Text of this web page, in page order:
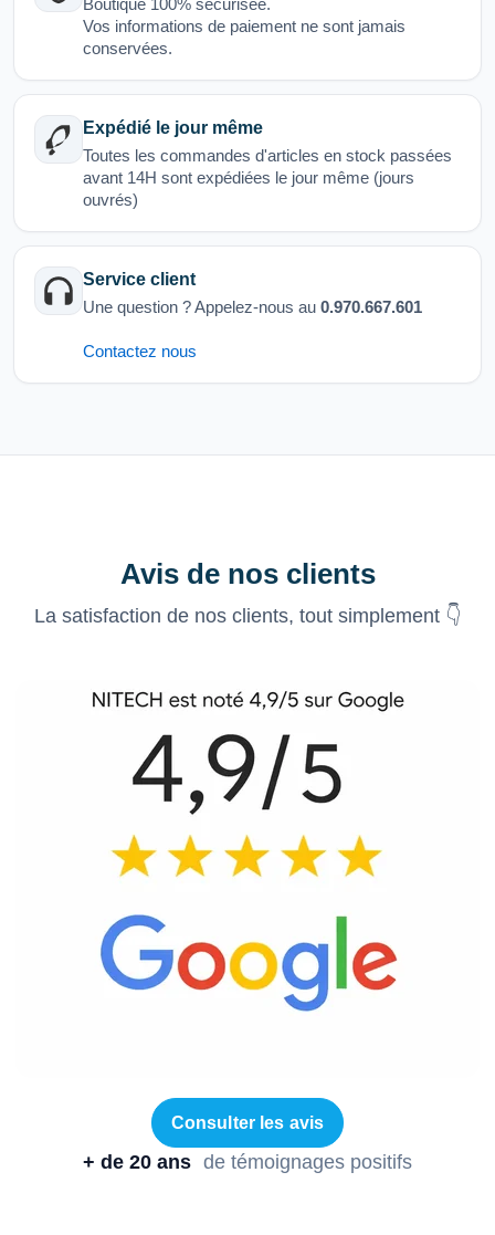
Boutique 100% sécurisée.
Vos informations de paiement ne sont jamais
conservées.
Expédié le jour même
Toutes les commandes d'articles en stock passées
avant 14H sont expédiées le jour même (jours
ouvrés)
Service client
Une question ? Appelez-nous au 0.970.667.601
Contactez nous
Avis de nos clients
La satisfaction de nos clients, tout simplement 👇
Consulter les avis
+ de 20 ans de témoignages positifs